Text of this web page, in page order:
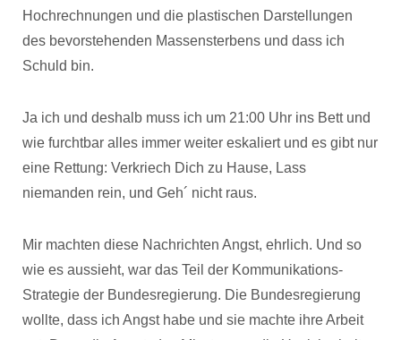
Hochrechnungen und die plastischen Darstellungen
des bevorstehenden Massensterbens und dass ich
Schuld bin.
Ja ich und deshalb muss ich um 21:00 Uhr ins Bett und
wie furchtbar alles immer weiter eskaliert und es gibt nur
eine Rettung: Verkriech Dich zu Hause, Lass
niemanden rein, und Geh´ nicht raus.
Mir machten diese Nachrichten Angst, ehrlich. Und so
wie es aussieht, war das Teil der Kommunikations-
Strategie der Bundesregierung. Die Bundesregierung
wollte, dass ich Angst habe und sie machte ihre Arbeit